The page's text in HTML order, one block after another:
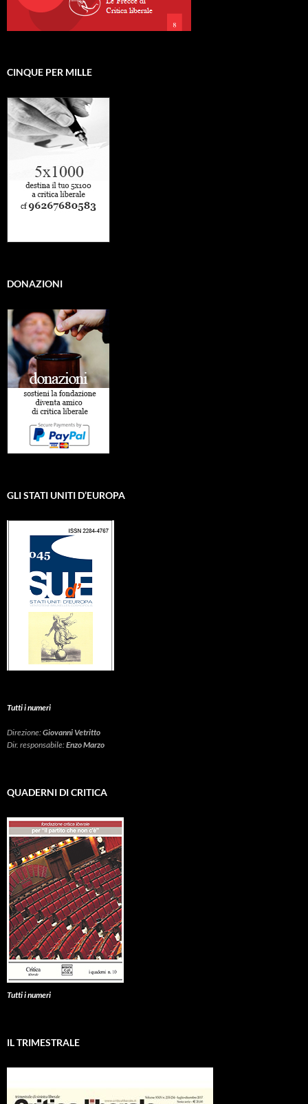
CINQUE PER MILLE
DONAZIONI
GLI STATI UNITI D’EUROPA
Tutti i numeri
Direzione:Giovanni Vetritto
Dir. responsabile:Enzo Marzo
QUADERNI DI CRITICA
Tutti i numeri
IL TRIMESTRALE